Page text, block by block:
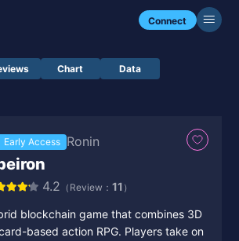
Connect
Chart
Data
Early Access Ronin
4.2 （Review： 11 ）
blockchain game that combines 3D
based action RPG. Players take on